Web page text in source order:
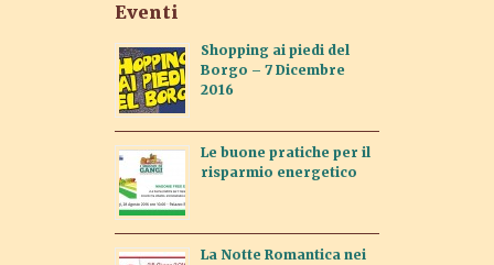
Eventi
Shopping ai piedi del
Borgo – 7 Dicembre
2016
Le buone pratiche per il
risparmio energetico
La Notte Romantica nei